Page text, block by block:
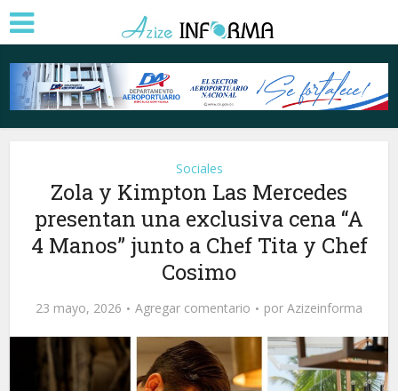
Sociales
Zola y Kimpton Las Mercedes
presentan una exclusiva cena “A
4 Manos” junto a Chef Tita y Chef
Cosimo
23 mayo, 2026 Agregar comentario por Azizeinforma